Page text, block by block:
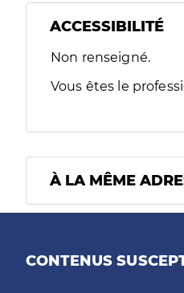
ACCESSIBILITÉ
Filtres
Sélectionnez un ou
Non renseigné.
Vous êtes le
À LA MÊME
CONTENUS